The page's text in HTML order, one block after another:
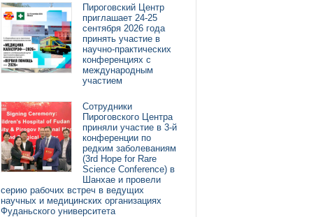
Пироговский Центр
приглашает 24-25
сентября 2026 года
принять участие в
научно-практических
конференциях с
международным
участием
Сотрудники
Пироговского Центра
приняли участие в 3-й
конференции по
редким заболеваниям
(3rd Hope for Rare
Science Conference) в
Шанхае и провели
серию рабочих встреч в ведущих
научных и медицинских организациях
Фуданьского университета